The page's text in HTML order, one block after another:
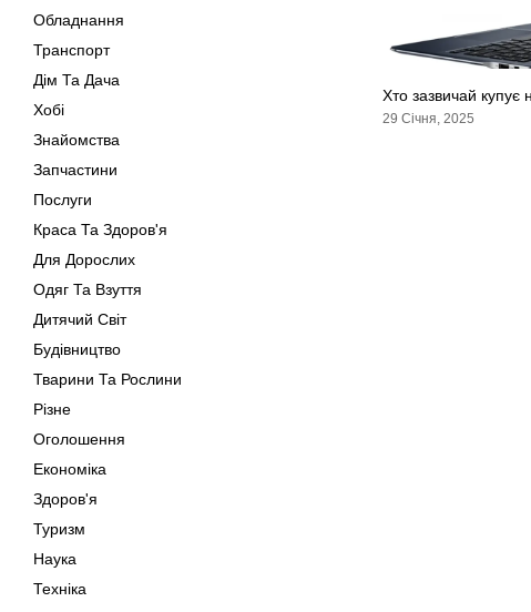
Обладнання
Транспорт
Дім Та Дача
Хобі
Знайомства
Запчастини
Послуги
Краса Та Здоров'я
Для Дорослих
Одяг Та Взуття
Дитячий Світ
Будівництво
Тварини Та Рослини
Різне
Оголошення
Економіка
Здоров'я
Туризм
Наука
Техніка
Хто зазвичай купує
29 Січня, 2025